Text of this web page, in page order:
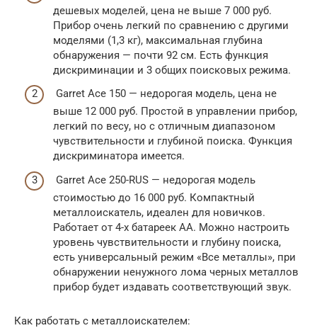
дешевых моделей, цена не выше 7 000 руб.
Прибор очень легкий по сравнению с другими
моделями (1,3 кг), максимальная глубина
обнаружения — почти 92 см. Есть функция
дискриминации и 3 общих поисковых режима.
Garret Ace 150 — недорогая модель, цена не
выше 12 000 руб. Простой в управлении прибор,
легкий по весу, но с отличным диапазоном
чувствительности и глубиной поиска. Функция
дискриминатора имеется.
Garret Ace 250-RUS — недорогая модель
стоимостью до 16 000 руб. Компактный
металлоискатель, идеален для новичков.
Работает от 4-х батареек АА. Можно настроить
уровень чувствительности и глубину поиска,
есть универсальный режим «Все металлы», при
обнаружении ненужного лома черных металлов
прибор будет издавать соответствующий звук.
Как работать с металлоискателем: